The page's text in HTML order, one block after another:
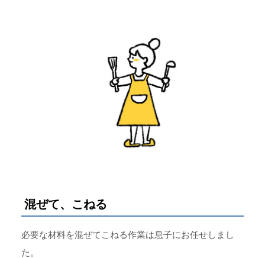
混ぜて、こねる
必要な材料を混ぜてこねる作業は息子にお任せしまし
た。